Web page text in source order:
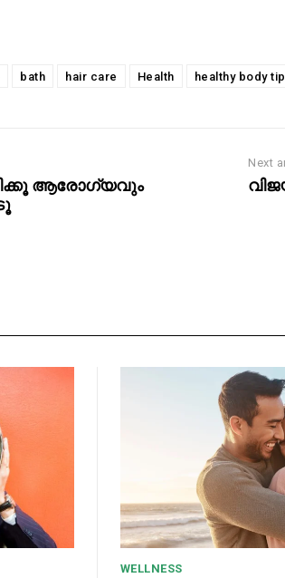
bath hair care Health healthy body
ആരോഗ്യവും
Next
WELLNESS